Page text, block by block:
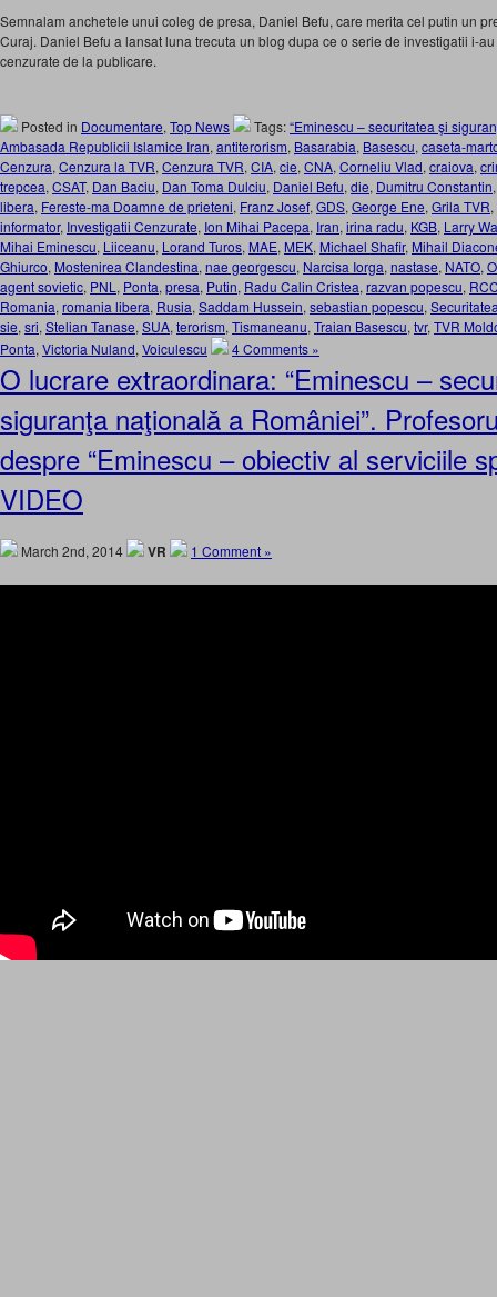
Semnalam anchetele unui coleg de presa, Daniel Befu, care merita cel putin un
Curaj. Daniel Befu a lansat luna trecuta un blog dupa ce o serie de investigatii i-
cenzurate de la publicare.
Posted in Documentare, Top News Tags:“Eminescu – securitatea şi
Ambasada Republicii Islamice Iran, antiterorism, Basarabia, Basescu, caseta-
Cenzura, Cenzura la TVR, Cenzura TVR, CIA, cie, CNA, Corneliu Vlad, craiova,
trepcea, CSAT, Dan Baciu, Dan Toma Dulciu, Daniel Befu, die, Dumitru Constantin
libera, Fereste-ma Doamne de prieteni, Franz Josef, GDS, George Ene, Grila TVR,
informator, Investigatii Cenzurate, Ion Mihai Pacepa, Iran, irina radu, KGB, Larry
Mihai Eminescu, Liiceanu, Lorand Turos, MAE, MEK, Michael Shafir, Mihail
Ghiurco, Mostenirea Clandestina, nae georgescu, Narcisa Iorga, nastase, NATO,
agent sovietic, PNL , Ponta, presa, Putin, Radu Calin Cristea, razvan popescu,
Romania, romania libera, Rusia, Saddam Hussein, sebastian popescu,
sie, sri, Stelian Tanase, SUA, terorism, Tismaneanu, Traian Basescu, tvr, TVR
Ponta, Victoria Nuland, Voiculescu 4 Comments »
O lucrare extraordinara: “Eminescu –
siguranţa naţională a României”.
despre “Eminescu – obiectiv al serviciile
VIDEO
March 2nd, 2014 VR 1 Comment »